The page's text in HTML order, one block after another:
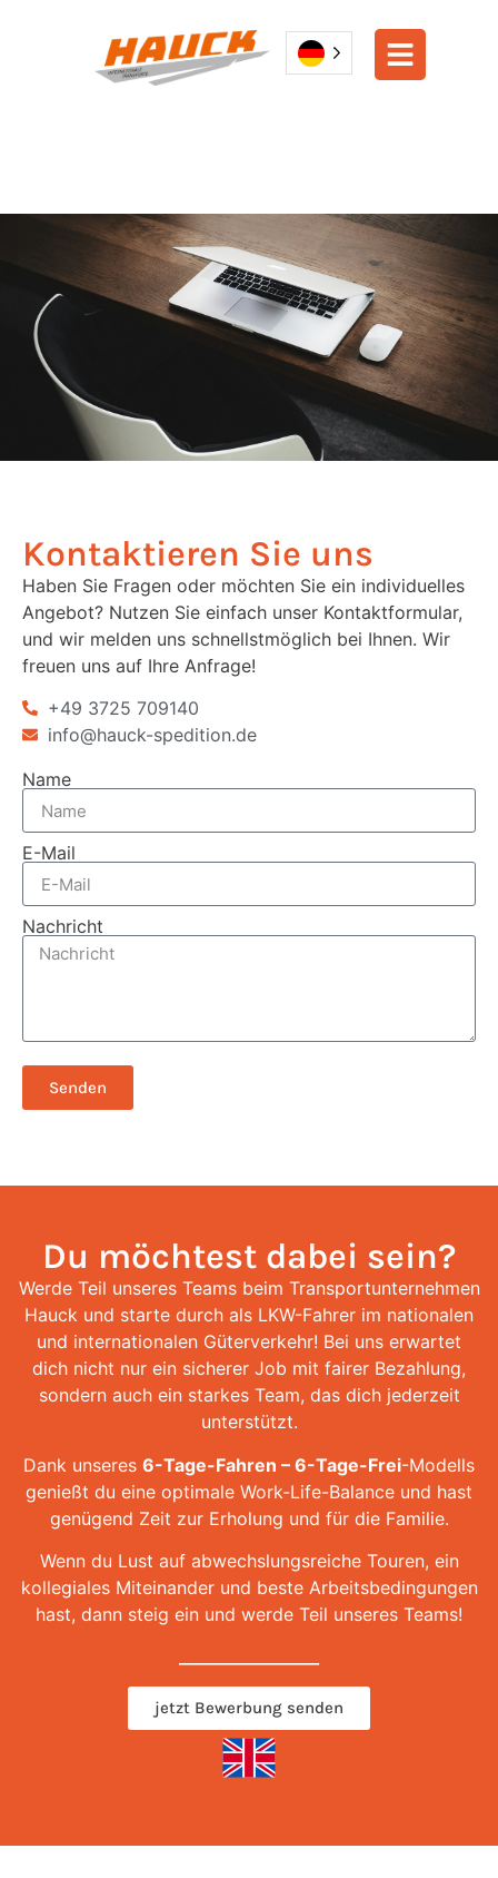
Kontaktieren Sie uns
Haben Sie Fragen oder möchten Sie ein individuelles
Angebot? Nutzen Sie einfach unser Kontaktformular,
und wir melden uns schnellstmöglich bei Ihnen. Wir
freuen uns auf Ihre Anfrage!
+49 3725 709140
info@hauck-spedition.de
Name
E-Mail
Nachricht
Senden
Du möchtest dabei sein?
Werde Teil unseres Teams beim Transportunternehmen
Hauck und starte durch als LKW-Fahrer im nationalen
und internationalen Güterverkehr! Bei uns erwartet
dich nicht nur ein sicherer Job mit fairer Bezahlung,
sondern auch ein starkes Team, das dich jederzeit
unterstützt.
Dank unseres 6-Tage-Fahren – 6-Tage-Frei-Modells
genießt du eine optimale Work-Life-Balance und hast
genügend Zeit zur Erholung und für die Familie.
Wenn du Lust auf abwechslungsreiche Touren, ein
kollegiales Miteinander und beste Arbeitsbedingungen
hast, dann steig ein und werde Teil unseres Teams!
jetzt Bewerbung senden